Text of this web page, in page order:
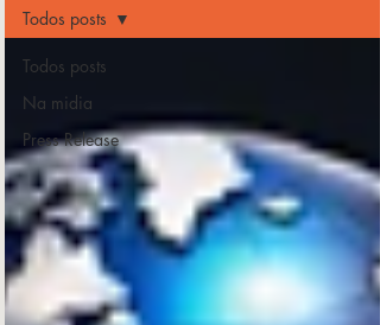
Todos posts
Na midia
Press Release
Todos posts